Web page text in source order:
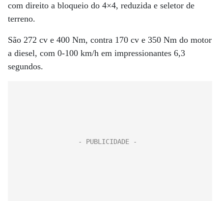
com direito a bloqueio do 4×4, reduzida e seletor de
terreno.
São 272 cv e 400 Nm, contra 170 cv e 350 Nm do motor
a diesel, com 0-100 km/h em impressionantes 6,3
segundos.